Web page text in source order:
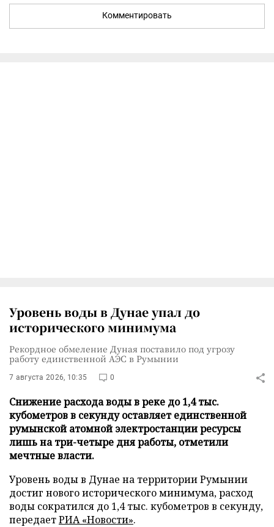
Комментировать
Уровень воды в Дунае упал до
исторического минимума
Рекордное обмеление Дуная поставило под угрозу
работу единственной АЭС в Румынии
7 августа 2026, 10:35 0
Снижение расхода воды в реке до 1,4 тыс.
кубометров в секунду оставляет единственной
румынской атомной электростанции ресурсы
лишь на три-четыре дня работы, отметили
мечтные власти.
Уровень воды в Дунае на территории Румынии
достиг нового исторического минимума, расход
воды сократился до 1,4 тыс. кубометров в секунду,
передаетРИА «Новости».